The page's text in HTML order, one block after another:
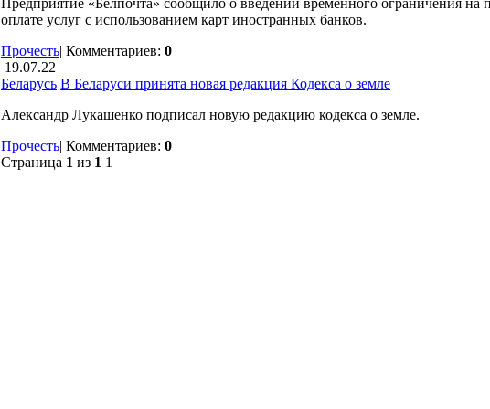
оплате услуг с использованием карт иностранных банков.
Прочесть| Комментариев: 0
19.07.22
Беларусь В Беларуси принята новая редакция Кодекса о земле
Александр Лукашенко подписал новую редакцию кодекса о земле.
Прочесть| Комментариев: 0
Страница 1 из 1 1